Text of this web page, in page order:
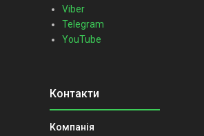
Viber
Telegram
YouTube